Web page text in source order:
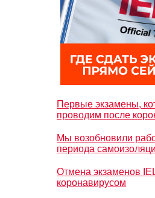
Первые экзамены,
проводим после
Мы возобновили
периода
Отмена экзаменов
коронавирусом